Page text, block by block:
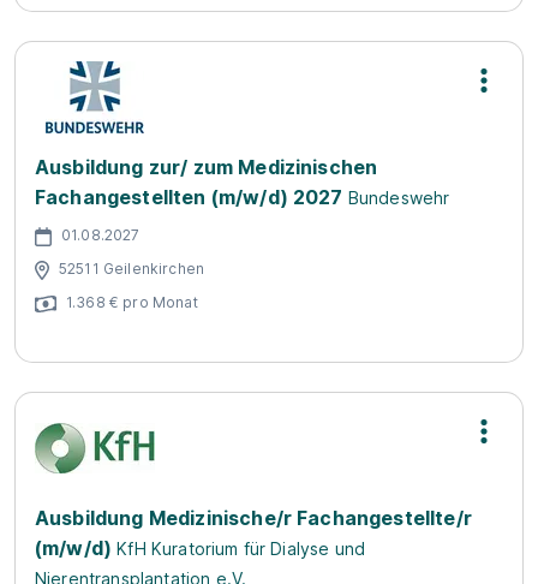
Ausbildung zur/ zum Medizinischen
Fachangestellten (m/w/d) 2027 Bundeswehr
01.08.2027
52511 Geilenkirchen
1.368 € pro Monat
Ausbildung Medizinische/r Fachangestellte/r
(m/w/d) KfH Kuratorium für Dialyse und
Nierentransplantation e.V.